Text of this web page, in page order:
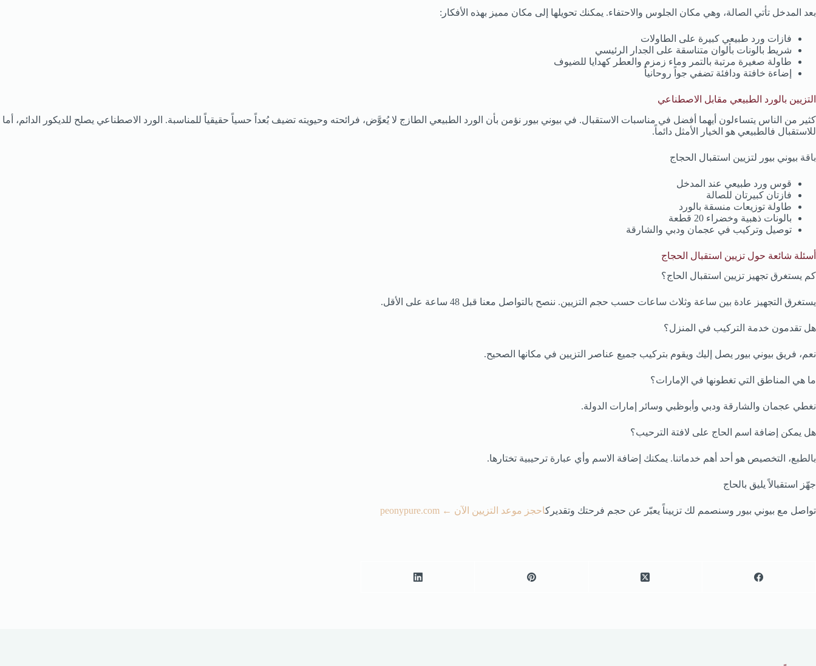
بعد المدخل تأتي الصالة، وهي مكان الجلوس والاحتفاء. يمكنك تحويلها إلى مكان مميز بهذه الأفكار:
فازات ورد طبيعي كبيرة على الطاولات
شريط بالونات بألوان متناسقة على الجدار الرئيسي
طاولة صغيرة مرتبة بالتمر وماء زمزم والعطر كهدايا للضيوف
إضاءة خافتة ودافئة تضفي جواً روحانياً
التزيين بالورد الطبيعي مقابل الاصطناعي
كثير من الناس يتساءلون أيهما أفضل في مناسبات الاستقبال. في بيوني بيور نؤمن بأن الورد الطبيعي الطازج لا يُعوَّض، فرائحته وحيويته تضيف بُعداً حسياً حقيقياً للمناسبة. الورد الاصطناعي يصلح للديكور الدائم، أما
للاستقبال فالطبيعي هو الخيار الأمثل دائماً.
باقة بيوني بيور لتزيين استقبال الحجاج
قوس ورد طبيعي عند المدخل
فازتان كبيرتان للصالة
طاولة توزيعات منسقة بالورد
بالونات ذهبية وخضراء 20 قطعة
توصيل وتركيب في عجمان ودبي والشارقة
أسئلة شائعة حول تزيين استقبال الحجاج
كم يستغرق تجهيز تزيين استقبال الحاج؟
يستغرق التجهيز عادة بين ساعة وثلاث ساعات حسب حجم التزيين. ننصح بالتواصل معنا قبل 48 ساعة على الأقل.
هل تقدمون خدمة التركيب في المنزل؟
نعم، فريق بيوني بيور يصل إليك ويقوم بتركيب جميع عناصر التزيين في مكانها الصحيح.
ما هي المناطق التي تغطونها في الإمارات؟
نغطي عجمان والشارقة ودبي وأبوظبي وسائر إمارات الدولة.
هل يمكن إضافة اسم الحاج على لافتة الترحيب؟
بالطبع، التخصيص هو أحد أهم خدماتنا. يمكنك إضافة الاسم وأي عبارة ترحيبية تختارها.
جهّز استقبالاً يليق بالحاج
تواصل مع بيوني بيور وسنصمم لك تزييناً يعبّر عن حجم فرحتك وتقديركاحجز موعد التزيين الآن ← peonypure.com